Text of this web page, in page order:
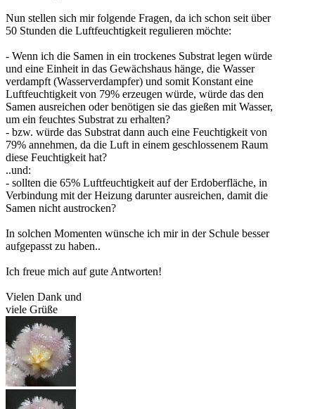
Nun stellen sich mir folgende Fragen, da ich schon seit über
50 Stunden die Luftfeuchtigkeit regulieren möchte:
- Wenn ich die Samen in ein trockenes Substrat legen würde
und eine Einheit in das Gewächshaus hänge, die Wasser
verdampft (Wasserverdampfer) und somit Konstant eine
Luftfeuchtigkeit von 79% erzeugen würde, würde das den
Samen ausreichen oder benötigen sie das gießen mit Wasser,
um ein feuchtes Substrat zu erhalten?
- bzw. würde das Substrat dann auch eine Feuchtigkeit von
79% annehmen, da die Luft in einem geschlossenem Raum
diese Feuchtigkeit hat?
..und:
- sollten die 65% Luftfeuchtigkeit auf der Erdoberfläche, in
Verbindung mit der Heizung darunter ausreichen, damit die
Samen nicht austrocken?
In solchen Momenten wünsche ich mir in der Schule besser
aufgepasst zu haben..
Ich freue mich auf gute Antworten!
Vielen Dank und
viele Grüße